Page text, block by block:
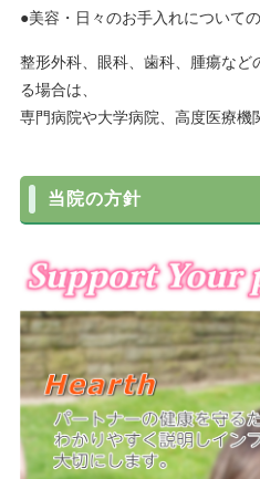
●美容・日々のお手入れについて
整形外科、眼科、歯科、腫瘍など
る場合は、
専門病院や大学病院、高度医療機
当院の方針